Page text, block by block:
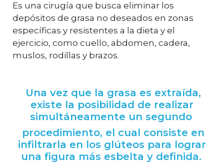
Es una cirugía que busca eliminar los
depósitos de grasa no deseados en zonas
específicas y resistentes a la dieta y el
ejercicio, como cuello, abdomen, cadera,
muslos, rodillas y brazos.
Una vez que la grasa es extraída,
existe la posibilidad de realizar
simultáneamente un segundo
procedimiento, el cual consiste en
infiltrarla en los glúteos para lograr
una figura más esbelta y definida.